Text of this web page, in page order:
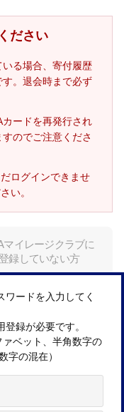
ださい
る場合、寄付履歴
。退会時まで必ず
ードを再発行され
のでご注意くださ
ログインできませ
い。
マイレージクラブに
録していない方
ードを入力してく
録が必要です。
ベット、半角数字の
字の混在）